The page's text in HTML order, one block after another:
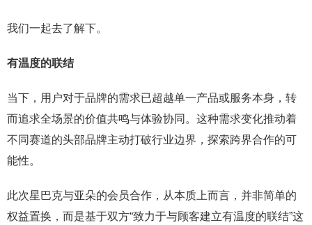
我们一起去了解下。
有温度的联结
当下，用户对于品牌的需求已超越单一产品或服务本身，转
而追求全场景的价值共鸣与体验协同。这种需求变化推动着
不同赛道的头部品牌主动打破行业边界，探索跨界合作的可
能性。
此次星巴克与亚朵的会员合作，从本质上而言，并非简单的
权益置换，而是基于双方“致力于与顾客建立有温度的联结”这